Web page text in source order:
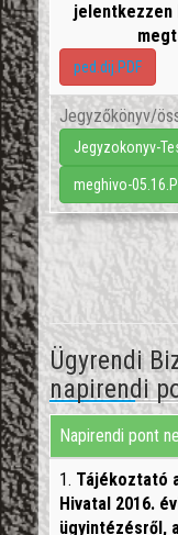
jelentkezzen
ped.dij.PDF
Jegyzőkönyv/
Jegyzokonyv-
meghivo-
Ügyrendi
napirendi
Napirendi pont
1. Tájékoztató
Hivatal 2016.
ügyintézésről,